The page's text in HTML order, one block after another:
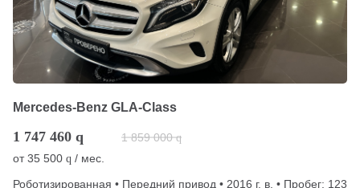
Mercedes-Benz GLA-Class
1 747 460 q 1 859 000 q
от35 500 q / мес.
Роботизированная • Передний привод • 2016 г. в. • Пробег: 123